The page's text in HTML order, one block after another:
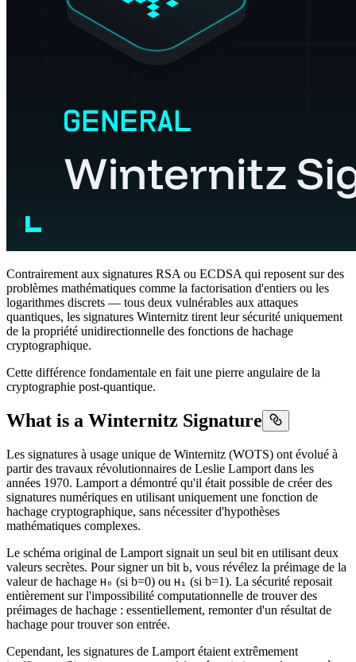
Contrairement aux signatures RSA ou ECDSA qui reposent sur des
problèmes mathématiques comme la factorisation d'entiers ou les
logarithmes discrets — tous deux vulnérables aux attaques
quantiques, les signatures Winternitz tirent leur sécurité uniquement
de la propriété unidirectionnelle des fonctions de hachage
cryptographique.
Cette différence fondamentale en fait une pierre angulaire de la
cryptographie post-quantique.
What is a Winternitz Signature
Les signatures à usage unique de Winternitz (WOTS) ont évolué à
partir des travaux révolutionnaires de Leslie Lamport dans les
années 1970. Lamport a démontré qu'il était possible de créer des
signatures numériques en utilisant uniquement une fonction de
hachage cryptographique, sans nécessiter d'hypothèses
mathématiques complexes.
Le schéma original de Lamport signait un seul bit en utilisant deux
valeurs secrètes. Pour signer un bit b, vous révélez la préimage de la
valeur de hachage H₀ (si b=0) ou H₁ (si b=1). La sécurité reposait
entièrement sur l'impossibilité computationnelle de trouver des
préimages de hachage : essentiellement, remonter d'un résultat de
hachage pour trouver son entrée.
Cependant, les signatures de Lamport étaient extrêmement